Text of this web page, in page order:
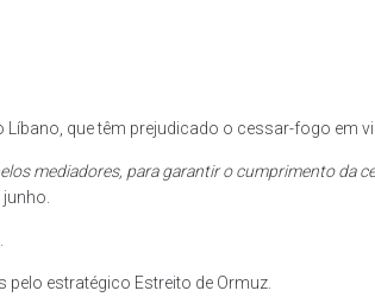
que têm prejudicado o cessar-fogo em
mediadores, para garantir o cumprimento da
estratégico Estreito de Ormuz.